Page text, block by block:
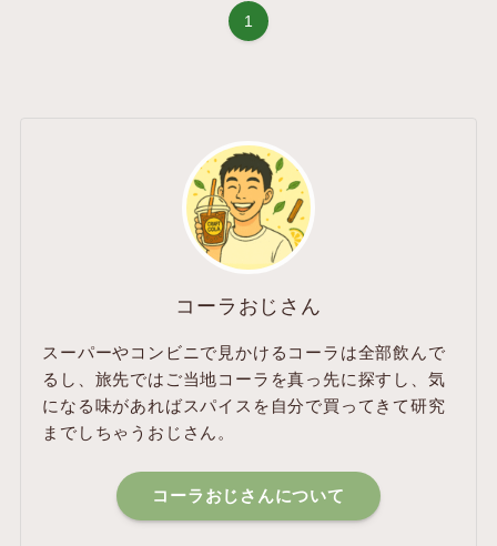
1
コーラおじさん
スーパーやコンビニで見かけるコーラは全部飲んで
るし、旅先ではご当地コーラを真っ先に探すし、気
になる味があればスパイスを自分で買ってきて研究
までしちゃうおじさん。
コーラおじさんについて